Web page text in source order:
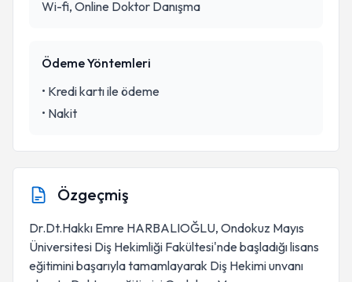
Wi-fi, Online Doktor Danışma
Ödeme Yöntemleri
• Kredi kartı ile ödeme
• Nakit
Özgeçmiş
Dr.Dt.Hakkı Emre HARBALIOĞLU, Ondokuz Mayıs
Üniversitesi Diş Hekimliği Fakültesi'nde başladığı lisans
eğitimini başarıyla tamamlayarak Diş Hekimi unvanı